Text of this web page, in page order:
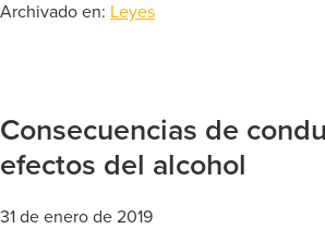
Archivado en: Leyes
Consecuencias de
efectos del alcohol
31 de enero de 2019